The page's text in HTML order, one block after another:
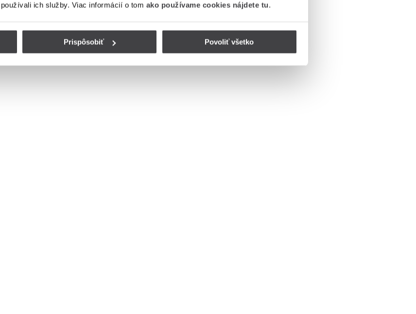
ich služby. Viac informácií o tom ako používame cookies nájdete tu.
Prispôsobiť Povoliť všetko